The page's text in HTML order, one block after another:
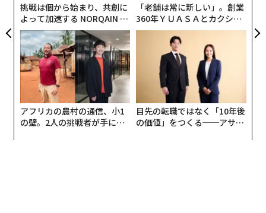
挑戦は個から始まり、共創に
よって加速する NORQAIN JA
PAN 特別座談会
「老舗は常に新しい」。創業
360年ＹＵＡＳＡとカクシン
CEO田尻望が語る、AIを超え
る人の価値
アフリカの農村の通信、小1
の壁。2人の挑戦者が手にし
目先の転職ではなく「10年後
の価値」をつくる──アサイ